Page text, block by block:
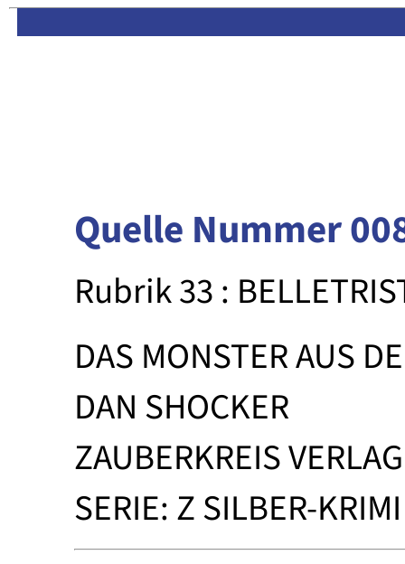
Quelle Nummer
Rubrik 33 :
DAS MONSTER AUS
DAN SHOCKER
ZAUBERKREIS
SERIE: Z SILBER-